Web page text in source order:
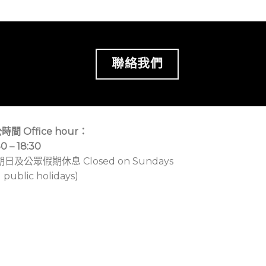
聯絡我們
時間 Office hour：
– 18:30
日及公眾假期休息 Closed on Sundays
public holidays)